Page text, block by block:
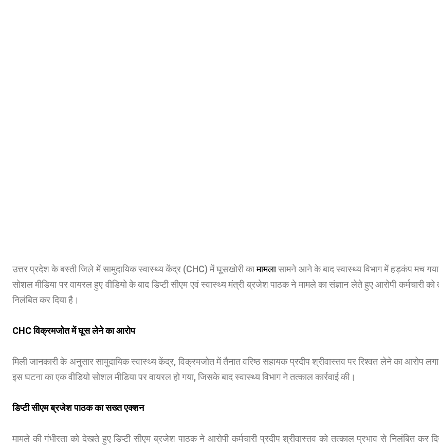
उत्तर प्रदेश के बस्ती जिले में सामुदायिक स्वास्थ्य केंद्र (CHC) में घूसखोरी कामामलासामने आने के बाद स्वास्थ्य विभाग में हड़कंप मच
सोशल मीडिया पर वायरल हुए वीडियो के बाद डिप्टी सीएम एवं स्वास्थ्य मंत्री ब्रजेश पाठक ने मामले का संज्ञान लेते हुए आरोपी कर्मचारी को
निलंबित कर दिया है।
CHC विक्रमजोत में घूस लेने का आरोप
मिली जानकारी के अनुसार सामुदायिक स्वास्थ्य केंद्र, विक्रमजोत में तैनात वरिष्ठ सहायक प्रदीप श्रीवास्तव पर रिश्वत लेने का आरोप
इस घटना का एक वीडियो सोशल मीडिया पर वायरल हो गया, जिसके बाद स्वास्थ्य विभाग ने तत्काल कार्रवाई की।
डिप्टी सीएम ब्रजेश पाठक का सख्त एक्शन
मामले की गंभीरता को देखते हुए डिप्टी सीएम ब्रजेश पाठक ने आरोपी कर्मचारी प्रदीप श्रीवास्तव को तत्काल प्रभाव से निलंबित कर